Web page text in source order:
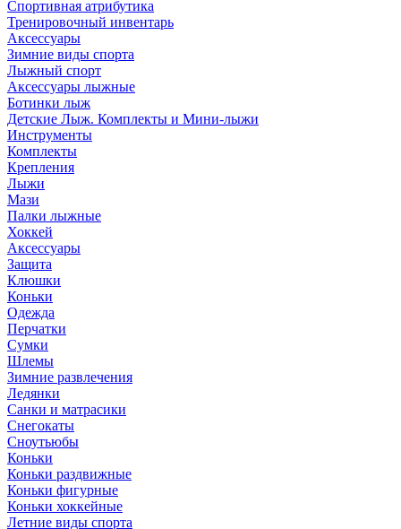
Спортивная атрибутика
Тренировочный инвентарь
Аксессуары
Зимние виды спорта
Лыжный спорт
Аксессуары лыжные
Ботинки лыж
Детские Лыж. Комплекты и Мини-лыжи
Инструменты
Комплекты
Крепления
Лыжи
Мази
Палки лыжные
Хоккей
Аксессуары
Защита
Клюшки
Коньки
Одежда
Перчатки
Сумки
Шлемы
Зимние развлечения
Ледянки
Санки и матрасики
Снегокаты
Сноутьюбы
Коньки
Коньки раздвижные
Коньки фигурные
Коньки хоккейные
Летние виды спорта